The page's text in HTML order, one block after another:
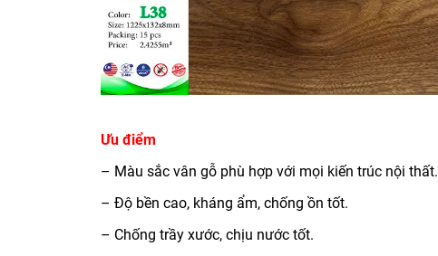
Ưu điểm
– Màu sắc vân gỗ phù hợp với mọi kiến trúc nội thất.
– Độ bền cao, kháng ẩm, chống ồn tốt.
– Chống trầy xước, chịu nước tốt.